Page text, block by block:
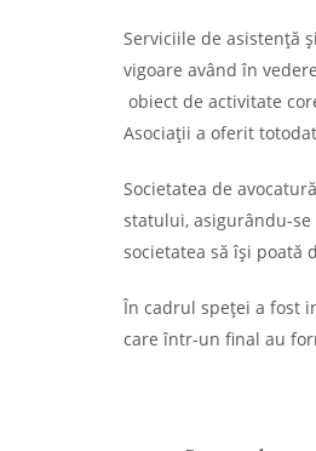
Serviciile de asistență
vigoare având în
obiect de activitate
Asociații a oferit
Societatea de
statului, asigurându-
societatea să își poată
În cadrul speței a fost
care într-un final au